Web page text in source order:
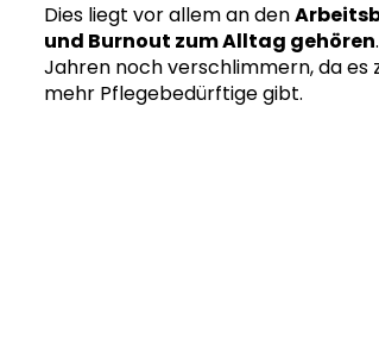
Dies liegt vor allem an den
und Burnout zum Alltag gehören
Jahren noch verschlimmern, da es
mehr Pflegebedürftige gibt.